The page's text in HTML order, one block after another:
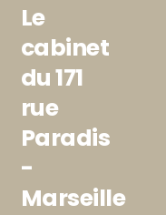
Le
cabinet
du 171
rue
Paradis
-
Marseille